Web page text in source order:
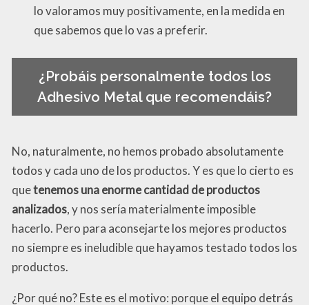
lo valoramos muy positivamente, en la medida en
que sabemos que lo vas a preferir.
¿Probáis personalmente todos los
Adhesivo Metal que recomendáis?
No, naturalmente, no hemos probado absolutamente
todos y cada uno de los productos. Y es que lo cierto es
quetenemos una enorme cantidad de productos
analizados, y nos sería materialmente imposible
hacerlo. Pero para aconsejarte los mejores productos
no siempre es ineludible que hayamos testado todos los
productos.
¿Por qué no? Este es el motivo: porque el equipo detrás